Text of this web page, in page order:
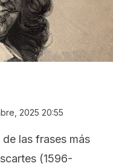
2025 20:55
de las frases más
(1596-